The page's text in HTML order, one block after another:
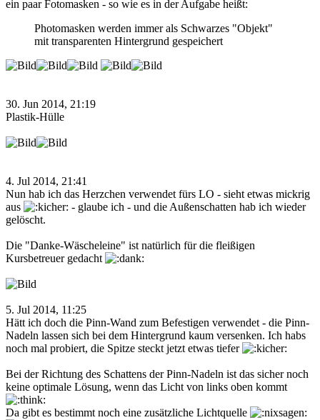
ein paar Fotomasken - so wie es in der Aufgabe heißt:
Photomasken werden immer als Schwarzes "Objekt"
mit transparenten Hintergrund gespeichert
30. Jun 2014, 21:19
Plastik-Hülle
4. Jul 2014, 21:41
Nun hab ich das Herzchen verwendet fürs LO - sieht etwas mickrig
aus
- glaube ich - und die Außenschatten hab ich wieder
gelöscht.
Die "Danke-Wäscheleine" ist natürlich für die fleißigen
Kursbetreuer gedacht
5. Jul 2014, 11:25
Hätt ich doch die Pinn-Wand zum Befestigen verwendet - die Pinn-
Nadeln lassen sich bei dem Hintergrund kaum versenken. Ich habs
noch mal probiert, die Spitze steckt jetzt etwas tiefer
Bei der Richtung des Schattens der Pinn-Nadeln ist das sicher noch
keine optimale Lösung, wenn das Licht von links oben kommt
Da gibt es bestimmt noch eine zusätzliche Lichtquelle